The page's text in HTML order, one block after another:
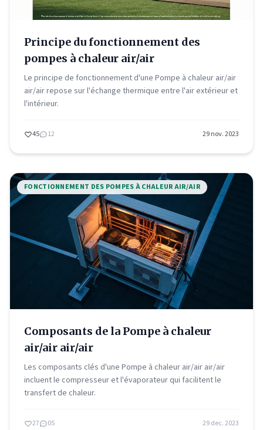
Principe du fonctionnement des
pompes à chaleur air/air
Le principe de fonctionnement d'une Pompe à chaleur air/air
air/air repose sur l'échange thermique entre l'air extérieur et
l'intérieur.
45 12 29 nov. 2023
FONCTIONNEMENT DES POMPES À CHALEUR AIR/AIR
Composants de la Pompe à chaleur
air/air air/air
Les composants clés d'une Pompe à chaleur air/air air/air
incluent le compresseur et l'évaporateur qui facilitent le
transfert de chaleur.
27 05 29 dec. 2023